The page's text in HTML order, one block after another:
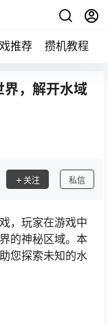
推荐 攒机教程
界，解开水域
关注 私信
，玩家在游戏中
的神秘区域。本
您探索未知的水